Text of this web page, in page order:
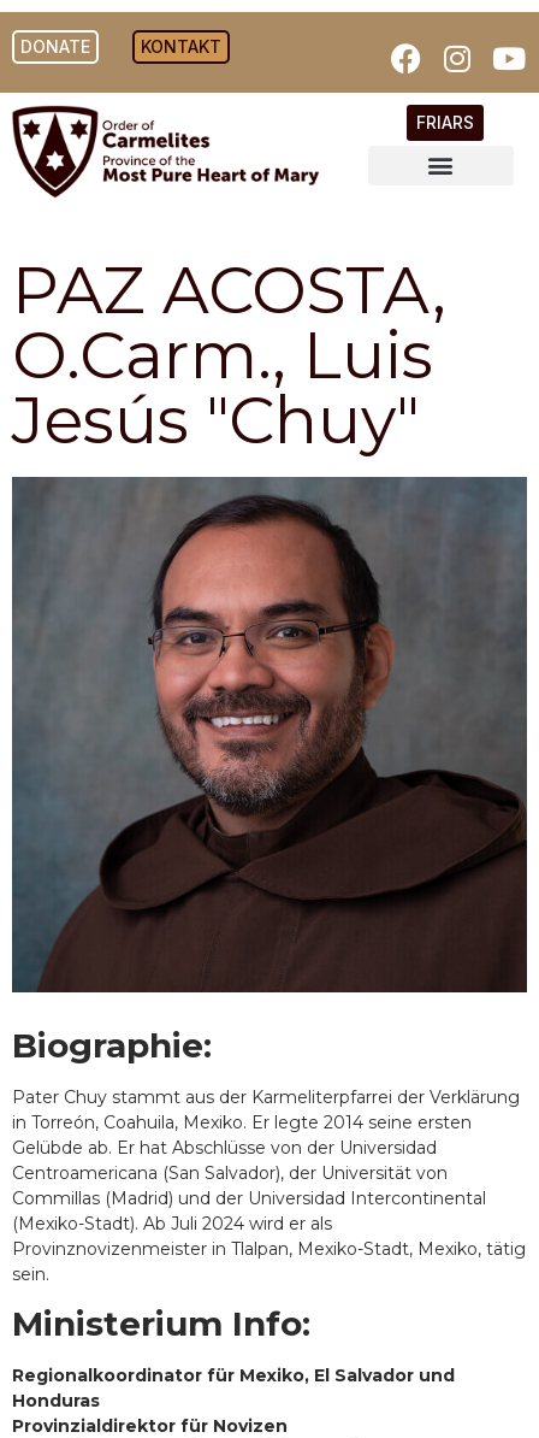
DONATE KONTAKT
FRIARS
PAZ ACOSTA,
O.Carm., Luis
Jesús "Chuy"
Biographie:
Pater Chuy stammt aus der Karmeliterpfarrei der Verklärung
in Torreón, Coahuila, Mexiko. Er legte 2014 seine ersten
Gelübde ab. Er hat Abschlüsse von der Universidad
Centroamericana (San Salvador), der Universität von
Commillas (Madrid) und der Universidad Intercontinental
(Mexiko-Stadt). Ab Juli 2024 wird er als
Provinznovizenmeister in Tlalpan, Mexiko-Stadt, Mexiko, tätig
sein.
Ministerium Info:
Regionalkoordinator für Mexiko, El Salvador und
Honduras
Provinzialdirektor für Novizen